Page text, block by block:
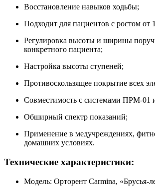
Восстановление навыков ходьбы;
Подходит для пациентов с ростом от
Регулировка высоты и ширины
конкретного пациента;
Настройка высоты ступеней;
Противоскользящее покрытие всех
Совместимость с системами ПРМ-
Обширный спектр показаний;
Применение в медучреждениях,
домашних условиях.
Технические характеристики:
Модель: Орторент Carmina, «Брусья-